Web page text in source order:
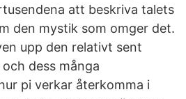
att beskriva talets
den mystik som omger det.
upp den relativt sent
dess många
pi verkar återkomma i